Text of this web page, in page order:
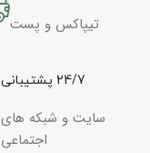
تیپاکس و پست
24/7 پشتیبانی
سایت و شبکه های
اجتماعی